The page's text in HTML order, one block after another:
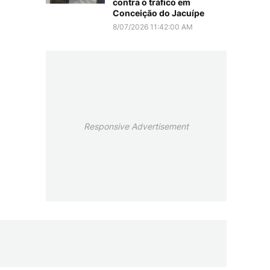
contra o tráfico em
Conceição do Jacuípe
8/07/2026 11:42:00 AM
Responsive Advertisement